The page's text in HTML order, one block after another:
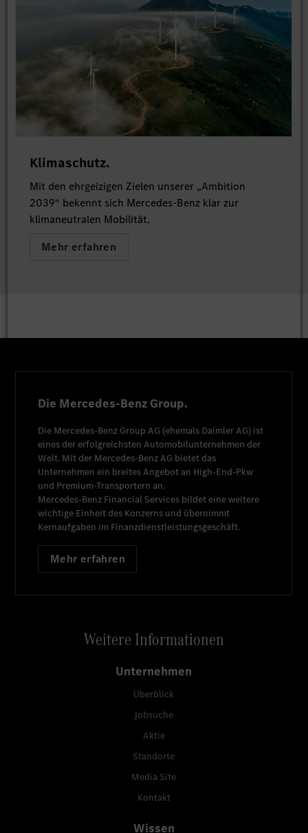
Klimaschutz.
Mit den ehrgeizigen Zielen unserer „Ambition
2039“ bekennt sich Mercedes-Benz klar zur
klimaneutralen Mobilität.
Mehr erfahren
Die Mercedes-Benz Group.
Die Mercedes-Benz Group AG (ehemals Daimler AG) ist
eines der erfolgreichsten Automobilunternehmen der
Welt. Mit der Mercedes-Benz AG bietet das
Unternehmen ein breites Angebot an High-End-Pkw
und Premium-Transportern an.
Mercedes-Benz Financial Services bildet eine weitere
wichtige Einheit des Konzerns und übernimmt
Kernaufgaben im Finanzdienstleistungsgeschäft.
Mehr erfahren
Weitere Informationen
Unternehmen
Überblick
Jobsuche
Aktie
Standorte
Media Site
Kontakt
Wissen